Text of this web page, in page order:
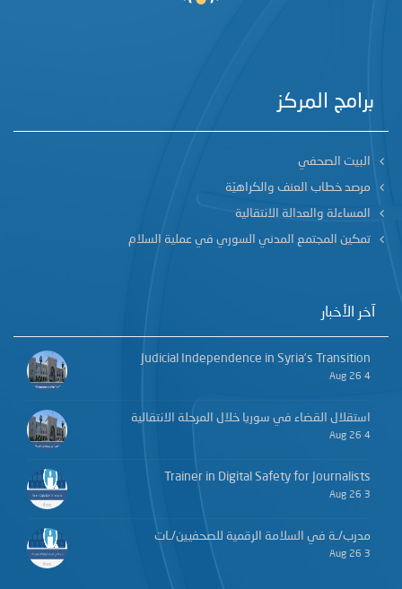
برامج المركز
البيت الصحفي
مرصد خطاب العنف والكراهيّة
المساءلة والعدالة الانتقالية
تمكين المجتمع المدني السوري في عملية السلام
آخر الأخبار
Judicial Independence in Syria’s Transition
4 Aug 26
استقلال القضاء في سوريا خلال المرحلة الانتقالية
4 Aug 26
Trainer in Digital Safety for Journalists
3 Aug 26
مدرب/ـة في السلامة الرقمية للصحفيين/ـات
3 Aug 26